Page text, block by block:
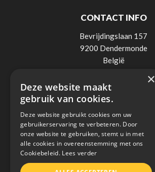
CONTACT INFO
Bevrijdingslaan 157
9200 Dendermonde
België
0498 / 521 900
info@lee-elektro.be
×
Deze website maakt
gebruik van cookies.
Deze website gebruikt cookies om uw
gebruikerservaring te verbeteren. Door
onze website te gebruiken, stemt u in met
alle cookies in overeenstemming met ons
Cookiebeleid. Lees verder